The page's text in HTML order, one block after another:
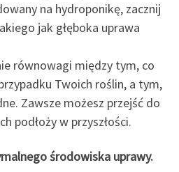
na hydroponikę, zacznij
jak głęboka uprawa
równowagi między tym, co
Twoich roślin, a tym,
Zawsze możesz przejść do
podłoży w przyszłości.
środowiska uprawy.